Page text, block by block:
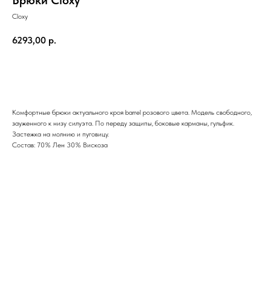
Cloxy
6293,00 р.
Комфортные брюки актуального кроя barrel розового цвета. Модель свободного,
зауженного к низу силуэта. По переду защипы, боковые карманы, гульфик.
Застежка на молнию и пуговицу.
Состав: 70% Лен 30% Вискоза